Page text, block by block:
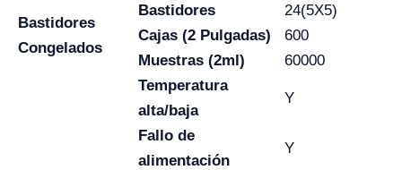
Bastidores
Congelados
Bastidores
24(5X5)
Cajas (2 Pulgadas)
600
Muestras (2ml)
60000
Temperatura
alta/baja
Y
Fallo de
alimentación
Y